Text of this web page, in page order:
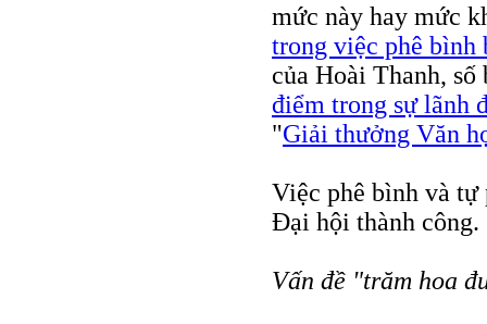
mức này hay mức
trong việc phê bình
của Hoài Thanh, số
điểm trong sự lãnh
"Giải thưởng Văn
Việc phê bình và tự
Đại hội thành công.
Vấn đề "trăm hoa